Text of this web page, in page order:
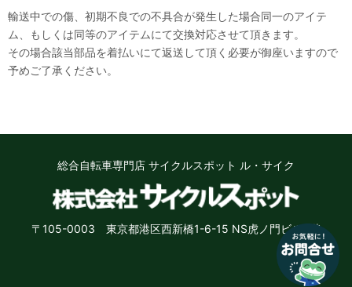
輸送中での傷、初期不良での不具合が発生した場合同一のアイテ
ム、もしくは同等のアイテムにて交換対応させて頂きます。
その場合該当部品を着払いにて返送して頂く必要が御座いますので
予めご了承ください。
総合自転車専門店 サイクルスポット ル・サイク
〒105-0003 東京都港区西新橋1-6-15 NS虎ノ門ビル8階